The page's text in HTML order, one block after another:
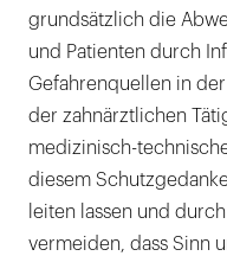
grundsätzlich die
und Patienten durch
Gefahrenquellen in
der zahnärztlichen
medizinisch-
diesem
leiten lassen und
vermeiden, dass Sinn